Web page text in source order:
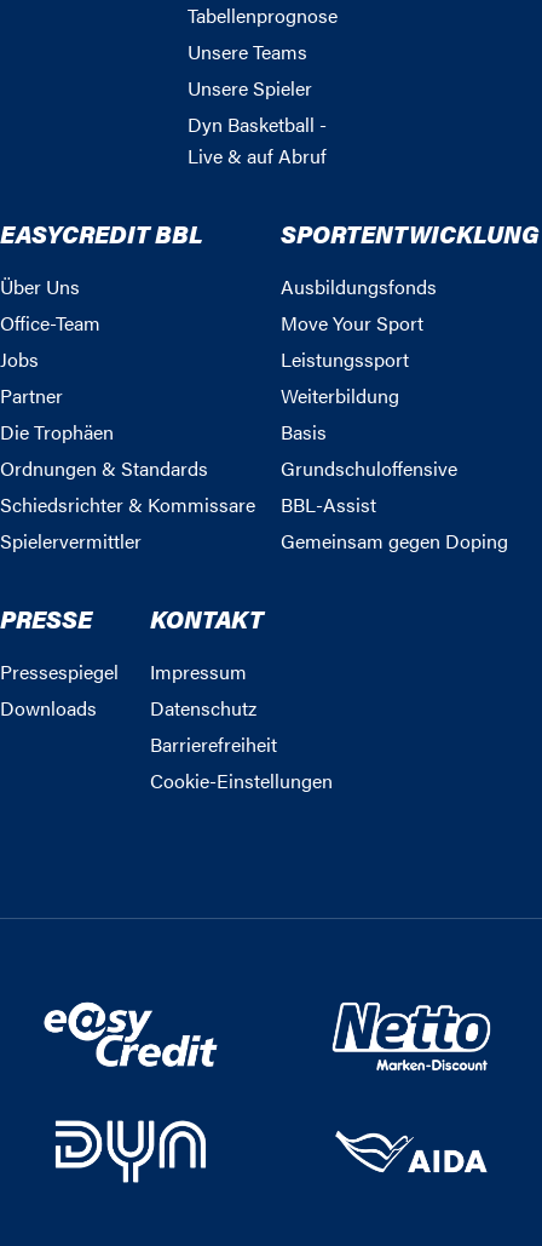
Tabellenprognose
Unsere Teams
Unsere Spieler
Dyn Basketball -
Live & auf Abruf
EASYCREDIT BBL
Über Uns
Office-Team
Jobs
Partner
Die Trophäen
Ordnungen & Standards
Schiedsrichter & Kommissare
Spielervermittler
SPORTENTWICKLUNG
Ausbildungsfonds
Move Your Sport
Leistungssport
Weiterbildung
Basis
Grundschuloffensive
BBL-Assist
Gemeinsam gegen Doping
PRESSE
Pressespiegel
Downloads
KONTAKT
Impressum
Datenschutz
Barrierefreiheit
Cookie-Einstellungen